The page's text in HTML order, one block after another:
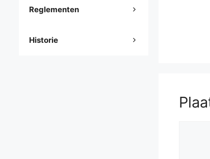
Reglementen
Historie